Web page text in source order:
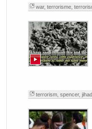
war, terrorisme,
terrorism, spencer,